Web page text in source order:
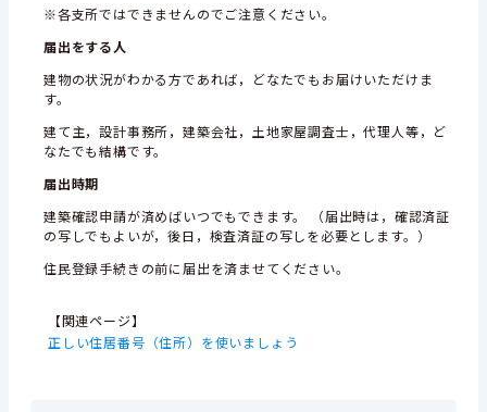
※各支所ではできませんのでご注意ください。
届出をする人
建物の状況がわかる方であれば，どなたでもお届けいただけま
す。
建て主，設計事務所，建築会社，土地家屋調査士，代理人等，ど
なたでも結構です。
届出時期
建築確認申請が済めばいつでもできます。 （届出時は，確認済証
の写しでもよいが，後日，検査済証の写しを必要とします。）
住民登録手続きの前に届出を済ませてください。
【関連ページ】
正しい住居番号（住所）を使いましょう